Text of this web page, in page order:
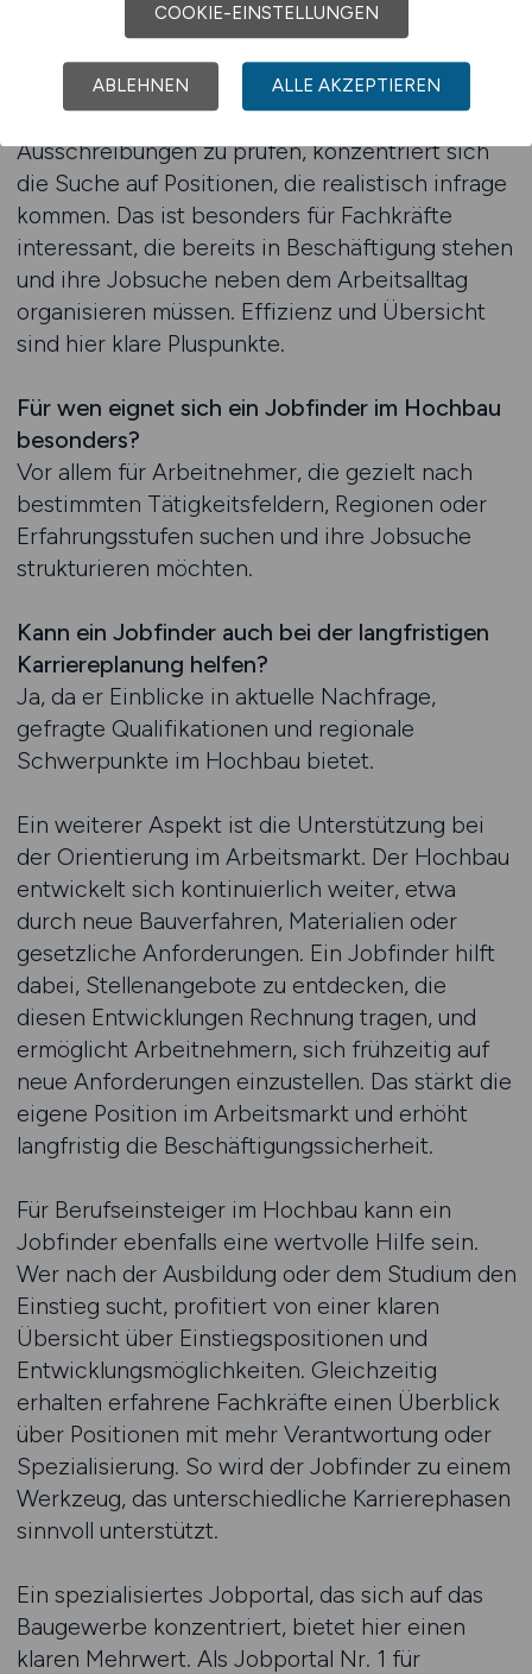
Der Einsatz eines Jobfinders bietet zudem den
Vorteil, dass Arbeitnehmer schneller relevante
Stellenangebote identifizieren und ihre Zeit
sinnvoll investieren. Anstatt unpassende
Ausschreibungen zu prüfen, konzentriert sich
die Suche auf Positionen, die realistisch infrage
kommen. Das ist besonders für Fachkräfte
interessant, die bereits in Beschäftigung stehen
und ihre Jobsuche neben dem Arbeitsalltag
organisieren müssen. Effizienz und Übersicht
sind hier klare Pluspunkte.
Für wen eignet sich ein Jobfinder im Hochbau
besonders?
Vor allem für Arbeitnehmer, die gezielt nach
bestimmten Tätigkeitsfeldern, Regionen oder
Erfahrungsstufen suchen und ihre Jobsuche
strukturieren möchten.
Kann ein Jobfinder auch bei der langfristigen
Karriereplanung helfen?
Ja, da er Einblicke in aktuelle Nachfrage,
gefragte Qualifikationen und regionale
Schwerpunkte im Hochbau bietet.
Ein weiterer Aspekt ist die Unterstützung bei
der Orientierung im Arbeitsmarkt. Der Hochbau
entwickelt sich kontinuierlich weiter, etwa
durch neue Bauverfahren, Materialien oder
gesetzliche Anforderungen. Ein Jobfinder hilft
dabei, Stellenangebote zu entdecken, die
diesen Entwicklungen Rechnung tragen, und
ermöglicht Arbeitnehmern, sich frühzeitig auf
neue Anforderungen einzustellen. Das stärkt die
eigene Position im Arbeitsmarkt und erhöht
langfristig die Beschäftigungssicherheit.
Für Berufseinsteiger im Hochbau kann ein
Jobfinder ebenfalls eine wertvolle Hilfe sein.
Wer nach der Ausbildung oder dem Studium den
Einstieg sucht, profitiert von einer klaren
Übersicht über Einstiegspositionen und
Entwicklungsmöglichkeiten. Gleichzeitig
erhalten erfahrene Fachkräfte einen Überblick
über Positionen mit mehr Verantwortung oder
Spezialisierung. So wird der Jobfinder zu einem
Werkzeug, das unterschiedliche Karrierephasen
sinnvoll unterstützt.
Ein spezialisiertes Jobportal, das sich auf das
Baugewerbe konzentriert, bietet hier einen
klaren Mehrwert. Als Jobportal Nr. 1 für
COOKIE-EINSTELLUNGEN
ABLEHNEN ALLE AKZEPTIEREN